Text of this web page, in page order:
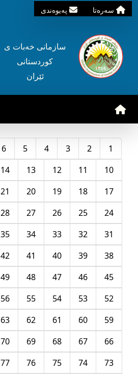
سه‌ره‌تا په‌یوه‌ندی
سازمانی خه‌بات ی
کوردستانی
ئێران
1
2
3
4
5
6
10
11
12
13
14
17
18
19
20
21
24
25
26
27
28
31
32
33
34
35
38
39
40
41
42
45
46
47
48
49
52
53
54
55
56
59
60
61
62
63
66
67
68
69
70
73
74
75
76
77